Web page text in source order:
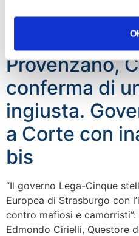
discrezionalità dei giudici –
occasione persa. Per carità
Provenzano,
conferma di
ingiusta.
a Corte con
bis
“Il governo Lega-Cinque
Europea di Strasburgo con
contro mafiosi e
Edmondo Cirielli, Questore